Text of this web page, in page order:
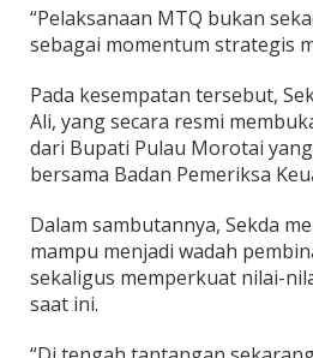
A
D
N
P
E
M
B
N
A
A
N
G
“Pelaksanaan MTQ bukan
sebagai momentum strategis
Pada kesempatan tersebut,
Ali, yang secara resmi
dari Bupati Pulau Morotai
bersama Badan Pemeriksa
Dalam sambutannya, Sekda
mampu menjadi wadah
sekaligus memperkuat nilai-
saat ini.